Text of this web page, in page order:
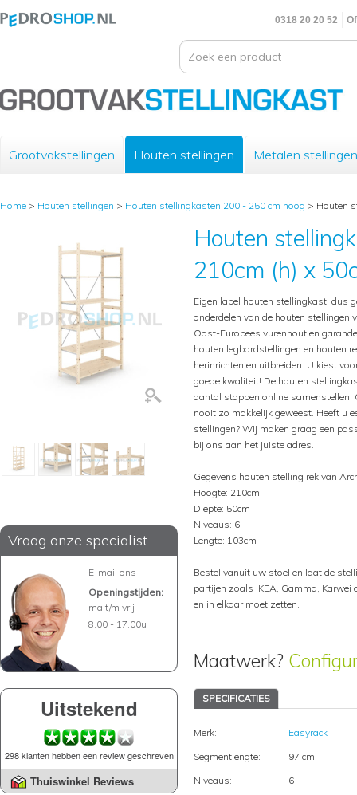
0318 20 20 52
Grootvakstellingen Houten stellingen Metalen stellingen
Home > Houten stellingen > Houten stellingkasten 200 - 250 cm hoog > Houten
Vraag onze specialist
E-mail ons
Openingstijden:
ma t/m vrij
8.00 - 17.00u
Uitstekend
298 klanten hebben een review geschreven
Thuiswinkel Reviews
Houten
210cm (h) x
Eigen label houten stellingkast, dus
onderdelen van de houten stellingen
Oost-Europees vurenhout en
houten legbordstellingen en houten
herinrichten en uitbreiden. U kiest
goede kwaliteit! De houten
aantal stappen online
nooit zo makkelijk geweest. Heeft u
stellingen? Wij maken graag een
bij ons aan het juiste adres.
Gegevens houten stelling rek van
Hoogte: 210cm
Diepte: 50cm
Niveaus: 6
Lengte: 103cm
Bestel vanuit uw stoel en laat de
partijen zoals IKEA, Gamma,
en in elkaar moet zetten.
Maatwerk?
SPECIFICATIES
Merk:
Easyrack
Segmentlengte:
97 cm
Niveaus:
6